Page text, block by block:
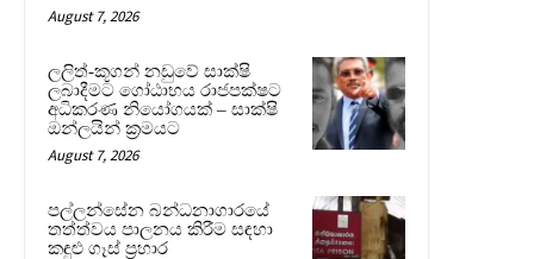
August 7, 2026
ලලිත්-කූගන් නඩුවේ සාක්ෂි
ලබාදීමට ගෝඨාභය රාජපක්ෂට
අධිකරණ නියෝගයක් – සාක්ෂි
ඔන්ලයින් ක්‍රමයට
August 7, 2026
පල්ලන්සේන බන්ධනාගාරයේ
තත්ත්වය පාලනය කිරීම සඳහා
කඳුළු ගෑස් ප්‍රහාර